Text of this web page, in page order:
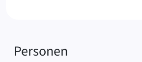
Verknüpfte
Personen